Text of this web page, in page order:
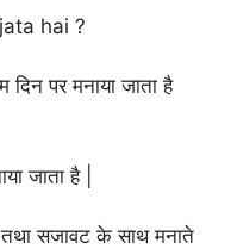
hai ?
पर मनाया जाता है
जाता है |
तथा सजावट के साथ मनाते